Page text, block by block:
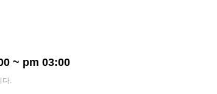
~ pm 03:00
다.